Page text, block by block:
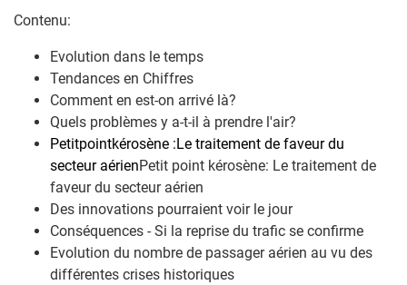
Contenu:
Evolution dans le temps
Tendances en Chiffres
Comment en est-on arrivé là?
Quels problèmes y a-t-il à prendre l'air?
Petitpointkérosène :Le traitement de faveur du
secteur aérienPetit point kérosène: Le traitement de
faveur du secteur aérien
Des innovations pourraient voir le jour
Conséquences - Si la reprise du trafic se confirme
Evolution du nombre de passager aérien au vu des
différentes crises historiques